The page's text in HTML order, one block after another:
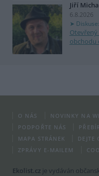
Jiří
6.8.2026
obchodu
O NÁS NOVINKY NA
PODPOŘTE NÁS
MAPA STRÁNEK
DEJTE
ZPRÁVY E-MAILEM
Ekolist.cz je vydáván